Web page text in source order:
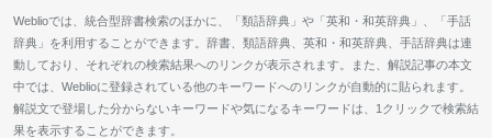
Weblioでは、統合型辞書検索のほかに、「類語辞典」や「英和・和英辞典」、「手話
辞典」を利用することができます。辞書、類語辞典、英和・和英辞典、手話辞典は連
動しており、それぞれの検索結果へのリンクが表示されます。また、解説記事の本文
中では、Weblioに登録されている他のキーワードへのリンクが自動的に貼られます。
解説文で登場した分からないキーワードや気になるキーワードは、1クリックで検索結
果を表示することができます。